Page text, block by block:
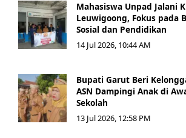
Mahasiswa Unpad Jalani
Leuwigoong, Fokus pada
Sosial dan Pendidikan
14 Jul 2026, 10:44 AM
Bupati Garut Beri
ASN Dampingi Anak di
Sekolah
13 Jul 2026, 12:58 PM